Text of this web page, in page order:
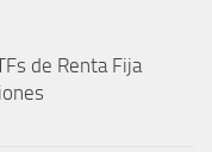
de Renta Fija